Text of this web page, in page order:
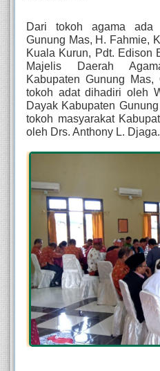
Dari tokoh agama ada
Gunung Mas, H. Fahmie,
Kuala Kurun, Pdt. Edison
Majelis Daerah
Kabupaten Gunung
tokoh adat dihadiri oleh
Dayak Kabupaten
tokoh masyarakat
oleh Drs. Anthony L. Djaga.